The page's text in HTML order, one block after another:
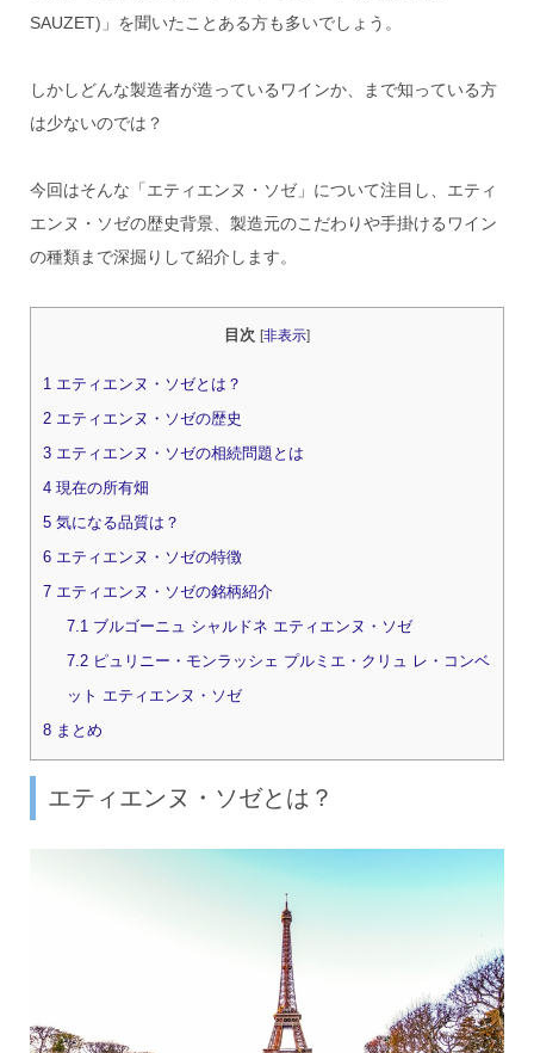
SAUZET)」を聞いたことある方も多いでしょう。
しかしどんな製造者が造っているワインか、まで知っている方
は少ないのでは？
今回はそんな「エティエンヌ・ソゼ」について注目し、エティ
エンヌ・ソゼの歴史背景、製造元のこだわりや手掛けるワイン
の種類まで深掘りして紹介します。
目次 [非表示]
1エティエンヌ・ソゼとは？
2エティエンヌ・ソゼの歴史
3エティエンヌ・ソゼの相続問題とは
4現在の所有畑
5気になる品質は？
6エティエンヌ・ソゼの特徴
7エティエンヌ・ソゼの銘柄紹介
7.1ブルゴーニュ シャルドネ エティエンヌ・ソゼ
7.2ピュリニー・モンラッシェ プルミエ・クリュ レ・コンベ
ット エティエンヌ・ソゼ
8まとめ
エティエンヌ・ソゼとは？